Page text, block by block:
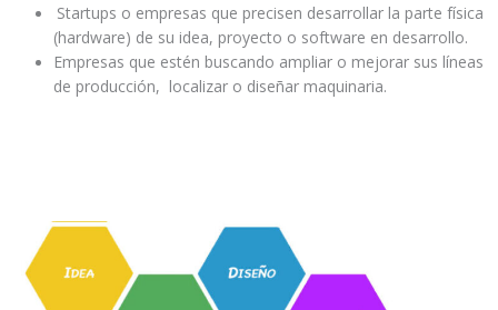
Startups o empresas que precisen desarrollar la parte física
(hardware) de su idea, proyecto o software en desarrollo.
Empresas que estén buscando ampliar o mejorar sus líneas
de producción, localizar o diseñar maquinaria.